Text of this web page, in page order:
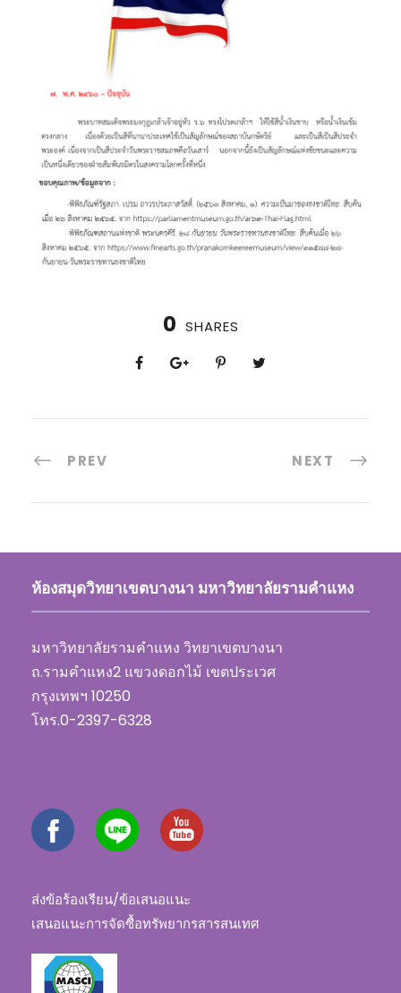
0 SHARES
PREV NEXT
ห้องสมุดวิทยาเขตบางนา มหาวิทยาลัยรามคำแหง
มหาวิทยาลัยรามคำแหง วิทยาเขตบางนา
ถ.รามคำแหง2 แขวงดอกไม้ เขตประเวศ
กรุงเทพฯ 10250
โทร.0-2397-6328
ส่งข้อร้องเรียน/ข้อเสนอแนะ
เสนอแนะการจัดซื้อทรัพยากรสารสนเทศ